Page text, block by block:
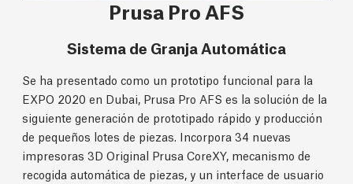
Prusa Pro AFS
Sistema de Granja Automática
Se ha presentado como un prototipo funcional para la
EXPO 2020 en Dubai, Prusa Pro AFS es la solución de la
siguiente generación de prototipado rápido y producción
de pequeños lotes de piezas. Incorpora 34 nuevas
impresoras 3D Original Prusa CoreXY, mecanismo de
recogida automática de piezas, y un interface de usuario